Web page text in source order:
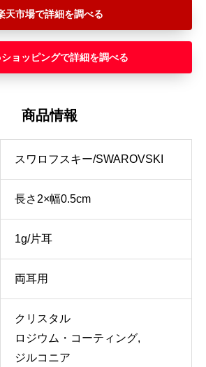
天市場
ョッピング
商品情報
スワロフスキー/SWAROVSKI
長さ2×幅0.5cm
1g/片耳
両耳用
クリスタル
ロジウム・コーティング,
ジルコニア